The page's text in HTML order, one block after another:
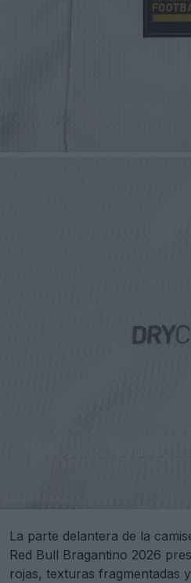
La parte delantera de la
Red Bull Bragantino 2026
rojas, texturas fragmentadas